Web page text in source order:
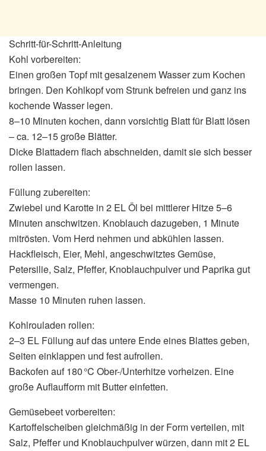
Schritt-für-Schritt-Anleitung
Kohl vorbereiten:
Einen großen Topf mit gesalzenem Wasser zum Kochen
bringen. Den Kohlkopf vom Strunk befreien und ganz ins
kochende Wasser legen.
8–10 Minuten kochen, dann vorsichtig Blatt für Blatt lösen
– ca. 12–15 große Blätter.
Dicke Blattadern flach abschneiden, damit sie sich besser
rollen lassen.
Füllung zubereiten:
Zwiebel und Karotte in 2 EL Öl bei mittlerer Hitze 5–6
Minuten anschwitzen. Knoblauch dazugeben, 1 Minute
mitrösten. Vom Herd nehmen und abkühlen lassen.
Hackfleisch, Eier, Mehl, angeschwitztes Gemüse,
Petersilie, Salz, Pfeffer, Knoblauchpulver und Paprika gut
vermengen.
Masse 10 Minuten ruhen lassen.
Kohlrouladen rollen:
2–3 EL Füllung auf das untere Ende eines Blattes geben,
Seiten einklappen und fest aufrollen.
Backofen auf 180 °C Ober-/Unterhitze vorheizen. Eine
große Auflaufform mit Butter einfetten.
Gemüsebeet vorbereiten:
Kartoffelscheiben gleichmäßig in der Form verteilen, mit
Salz, Pfeffer und Knoblauchpulver würzen, dann mit 2 EL